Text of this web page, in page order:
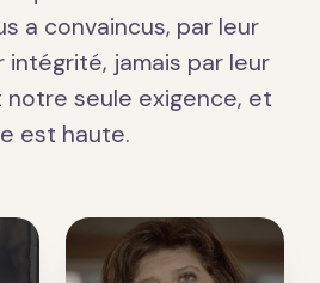
a convaincus, par leur
jamais par leur
seule exigence, et
est haute.